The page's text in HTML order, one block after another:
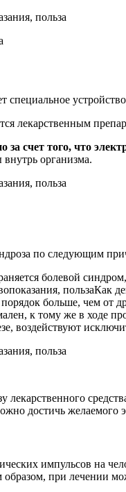
специальное
лекарственным
счет того, что
организма.
по следующим
болевой
Как
больше, чем от
к тому же в ходе
воздействуют
достичь желаемого
импульсов на
образом, при лечении